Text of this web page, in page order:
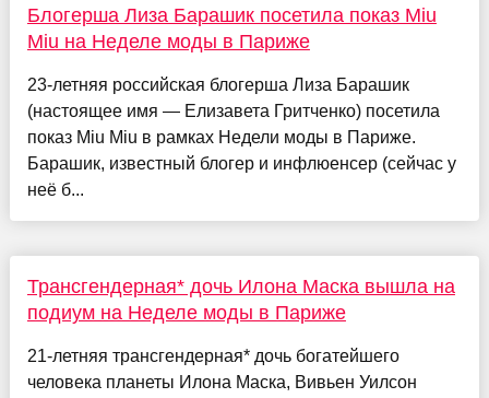
Блогерша Лиза Барашик посетила показ Miu
Miu на Неделе моды в Париже
23-летняя российская блогерша Лиза Барашик
(настоящее имя — Елизавета Гритченко) посетила
показ Miu Miu в рамках Недели моды в Париже.
Барашик, известный блогер и инфлюенсер (сейчас у
неё б...
Трансгендерная* дочь Илона Маска вышла на
подиум на Неделе моды в Париже
21-летняя трансгендерная* дочь богатейшего
человека планеты Илона Маска, Вивьен Уилсон